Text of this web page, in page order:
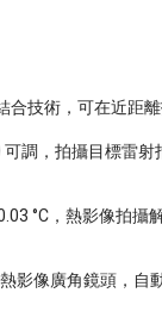
合技術，可在近距
調，拍攝目標雷
°C，熱影像拍攝
影像廣角鏡頭，自